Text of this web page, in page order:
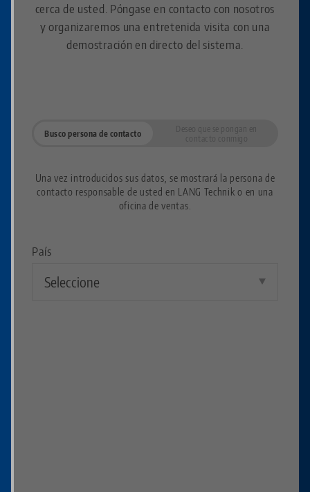
cerca de usted. Póngase en contacto con nosotros
y organizaremos una entretenida visita con una
demostración en directo del sistema.
Busco persona de contacto
Deseo que se pongan en
contacto conmigo
Una vez introducidos sus datos, se mostrará la persona de
contacto responsable de usted en LANG Technik o en una
oficina de ventas.
País